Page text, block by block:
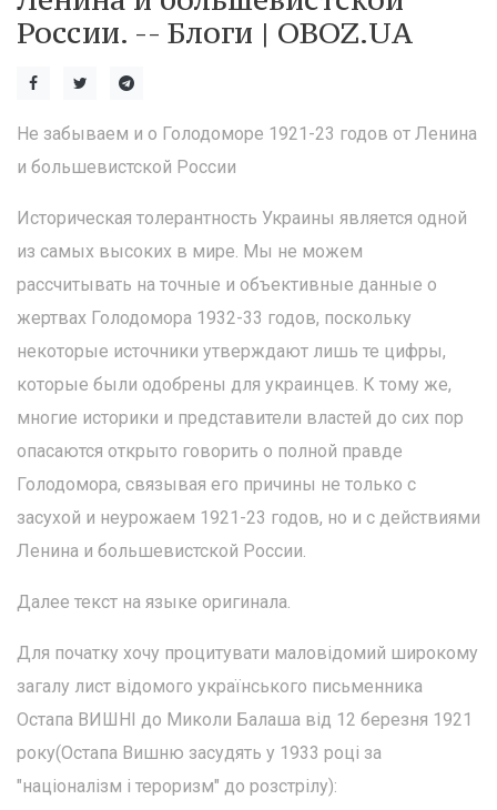
России. -- Блоги | OBOZ.UA
Не забываем и о Голодоморе 1921-23 годов от Ленина
и большевистской России
Историческая толерантность Украины является одной
из самых высоких в мире. Мы не можем
рассчитывать на точные и объективные данные о
жертвах Голодомора 1932-33 годов, поскольку
некоторые источники утверждают лишь те цифры,
которые были одобрены для украинцев. К тому же,
многие историки и представители властей до сих пор
опасаются открыто говорить о полной правде
Голодомора, связывая его причины не только с
засухой и неурожаем 1921-23 годов, но и с действиями
Ленина и большевистской России.
Далее текст на языке оригинала.
Для початку хочу процитувати маловідомий широкому
загалу лист відомого українського письменника
Остапа ВИШНІ до Миколи Балаша від 12 березня 1921
року(Остапа Вишню засудять у 1933 році за
"націоналізм і тероризм" до розстрілу):